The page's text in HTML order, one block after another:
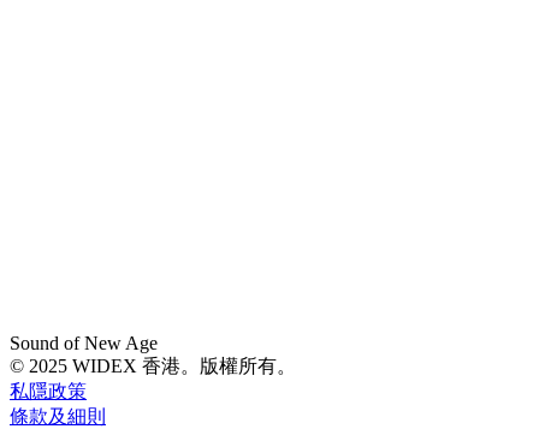
Sound of New Age
© 2025 WIDEX 香港。版權所有。
私隱政策
條款及細則